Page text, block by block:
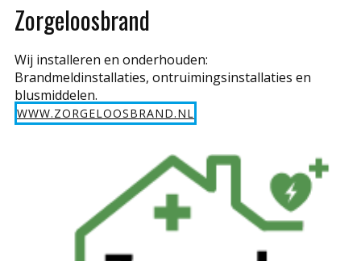
Zorgeloosbrand
Wij installeren en onderhouden:
Brandmeldinstallaties, ontruimingsinstallaties en
blusmiddelen.
WWW.ZORGELOOSBRAND.NL